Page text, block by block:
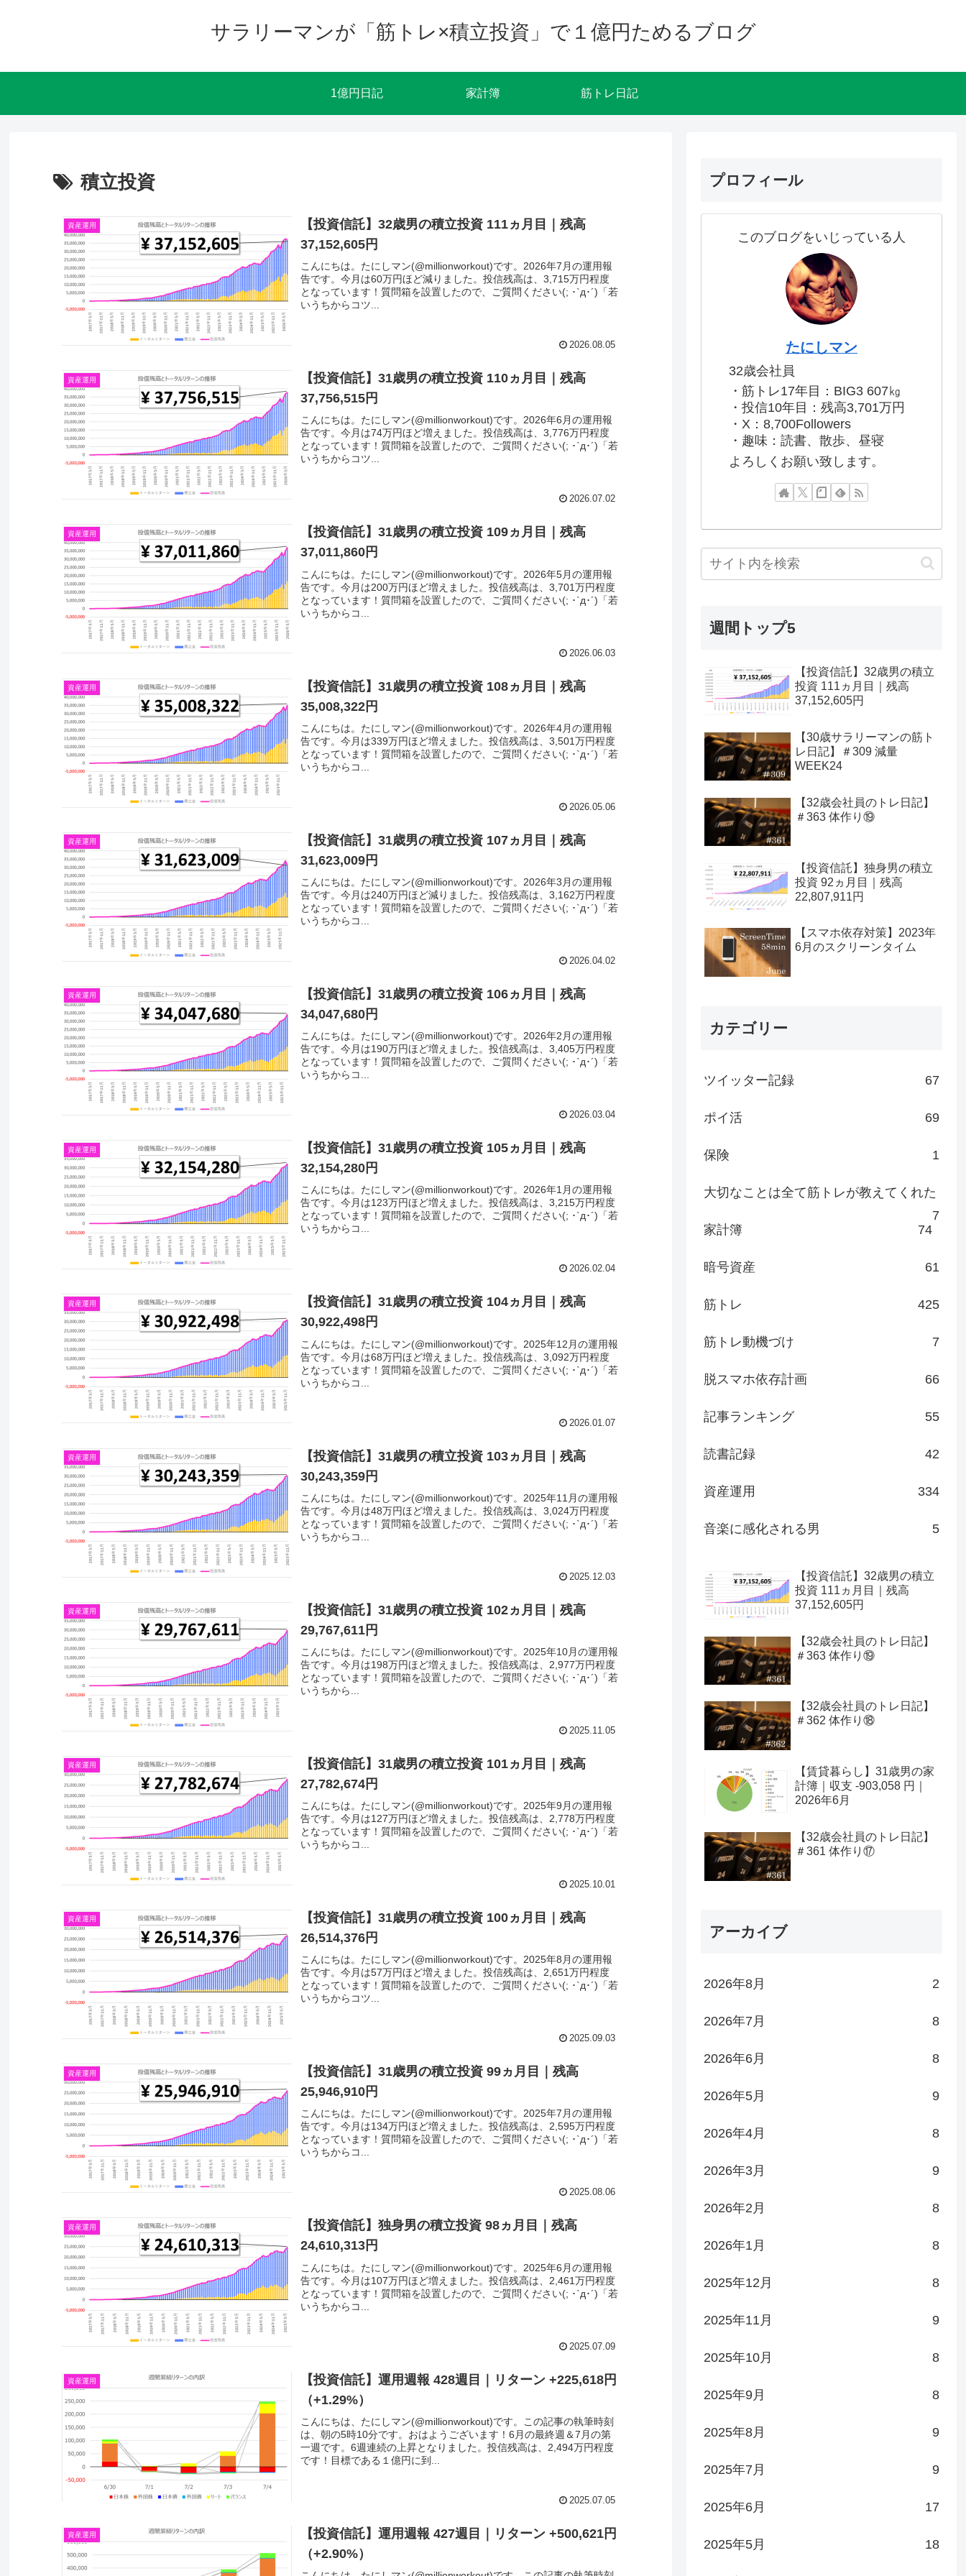
サラリーマンが「筋トレ×積立投資」で１億円ためるブログ
1億円日記 家計簿 筋トレ日記
積立投資
資産運用
【投資信託】32歳男の積立投資 111ヵ月目｜残高
37,152,605円
こんにちは。たにしマン(@millionworkout)です。2026年7月の運用報
告です。今月は60万円ほど減りました。投信残高は、3,715万円程度
となっています！質問箱を設置したので、ご質問ください(; ･`д･´)「若
いうちからコツ...
2026.08.05
資産運用
【投資信託】31歳男の積立投資 110ヵ月目｜残高
37,756,515円
こんにちは。たにしマン(@millionworkout)です。2026年6月の運用報
告です。今月は74万円ほど増えました。投信残高は、3,776万円程度
となっています！質問箱を設置したので、ご質問ください(; ･`д･´)「若
いうちからコツ...
2026.07.02
資産運用
【投資信託】31歳男の積立投資 109ヵ月目｜残高
37,011,860円
こんにちは。たにしマン(@millionworkout)です。2026年5月の運用報
告です。今月は200万円ほど増えました。投信残高は、3,701万円程度
となっています！質問箱を設置したので、ご質問ください(; ･`д･´)「若
いうちからコ...
2026.06.03
資産運用
【投資信託】31歳男の積立投資 108ヵ月目｜残高
35,008,322円
こんにちは。たにしマン(@millionworkout)です。2026年4月の運用報
告です。今月は339万円ほど増えました。投信残高は、3,501万円程度
となっています！質問箱を設置したので、ご質問ください(; ･`д･´)「若
いうちからコ...
2026.05.06
資産運用
【投資信託】31歳男の積立投資 107ヵ月目｜残高
31,623,009円
こんにちは。たにしマン(@millionworkout)です。2026年3月の運用報
告です。今月は240万円ほど減りました。投信残高は、3,162万円程度
となっています！質問箱を設置したので、ご質問ください(; ･`д･´)「若
いうちからコ...
2026.04.02
資産運用
【投資信託】31歳男の積立投資 106ヵ月目｜残高
34,047,680円
こんにちは。たにしマン(@millionworkout)です。2026年2月の運用報
告です。今月は190万円ほど増えました。投信残高は、3,405万円程度
となっています！質問箱を設置したので、ご質問ください(; ･`д･´)「若
いうちからコ...
2026.03.04
資産運用
【投資信託】31歳男の積立投資 105ヵ月目｜残高
32,154,280円
こんにちは。たにしマン(@millionworkout)です。2026年1月の運用報
告です。今月は123万円ほど増えました。投信残高は、3,215万円程度
となっています！質問箱を設置したので、ご質問ください(; ･`д･´)「若
いうちからコ...
2026.02.04
資産運用
【投資信託】31歳男の積立投資 104ヵ月目｜残高
30,922,498円
こんにちは。たにしマン(@millionworkout)です。2025年12月の運用報
告です。今月は68万円ほど増えました。投信残高は、3,092万円程度
となっています！質問箱を設置したので、ご質問ください(; ･`д･´)「若
いうちからコ...
2026.01.07
資産運用
【投資信託】31歳男の積立投資 103ヵ月目｜残高
30,243,359円
こんにちは。たにしマン(@millionworkout)です。2025年11月の運用報
告です。今月は48万円ほど増えました。投信残高は、3,024万円程度
となっています！質問箱を設置したので、ご質問ください(; ･`д･´)「若
いうちからコ...
2025.12.03
資産運用
【投資信託】31歳男の積立投資 102ヵ月目｜残高
29,767,611円
こんにちは。たにしマン(@millionworkout)です。2025年10月の運用報
告です。今月は198万円ほど増えました。投信残高は、2,977万円程度
となっています！質問箱を設置したので、ご質問ください(; ･`д･´)「若
いうちから...
2025.11.05
資産運用
【投資信託】31歳男の積立投資 101ヵ月目｜残高
27,782,674円
こんにちは。たにしマン(@millionworkout)です。2025年9月の運用報
告です。今月は127万円ほど増えました。投信残高は、2,778万円程度
となっています！質問箱を設置したので、ご質問ください(; ･`д･´)「若
いうちからコ...
2025.10.01
資産運用
【投資信託】31歳男の積立投資 100ヵ月目｜残高
26,514,376円
こんにちは。たにしマン(@millionworkout)です。2025年8月の運用報
告です。今月は57万円ほど増えました。投信残高は、2,651万円程度
となっています！質問箱を設置したので、ご質問ください(; ･`д･´)「若
いうちからコツ...
2025.09.03
資産運用
【投資信託】31歳男の積立投資 99ヵ月目｜残高
25,946,910円
こんにちは。たにしマン(@millionworkout)です。2025年7月の運用報
告です。今月は134万円ほど増えました。投信残高は、2,595万円程度
となっています！質問箱を設置したので、ご質問ください(; ･`д･´)「若
いうちからコ...
2025.08.06
資産運用
【投資信託】独身男の積立投資 98ヵ月目｜残高
24,610,313円
こんにちは。たにしマン(@millionworkout)です。2025年6月の運用報
告です。今月は107万円ほど増えました。投信残高は、2,461万円程度
となっています！質問箱を設置したので、ご質問ください(; ･`д･´)「若
いうちからコ...
2025.07.09
資産運用
【投資信託】運用週報 428週目｜リターン +225,618円
（+1.29%）
こんにちは、たにしマン(@millionworkout)です。この記事の執筆時刻
は、朝の5時10分です。おはようございます！6月の最終週＆7月の第
一週です。6週連続の上昇となりました。投信残高は、2,494万円程度
です！目標である１億円に到...
2025.07.05
資産運用
【投資信託】運用週報 427週目｜リターン +500,621円
（+2.90%）
プロフィール
このブログをいじっている人
たにしマン
32歳会社員
・筋トレ17年目：BIG3 607㎏
・投信10年目：残高3,701万円
・X：8,700Followers
・趣味：読書、散歩、昼寝
よろしくお願い致します。
週間トップ5
【投資信託】32歳男の積立
投資 111ヵ月目｜残高
37,152,605円
【30歳サラリーマンの筋ト
レ日記】＃309 減量
WEEK24
【32歳会社員のトレ日記】
＃363 体作り⑲
【投資信託】独身男の積立
投資 92ヵ月目｜残高
22,807,911円
【スマホ依存対策】2023年
6月のスクリーンタイム
カテゴリー
ツイッター記録 67
ポイ活 69
保険 1
大切なことは全て筋トレが教えてくれた
7
家計簿
74
暗号資産 61
筋トレ 425
筋トレ動機づけ 7
脱スマホ依存計画 66
記事ランキング 55
読書記録 42
資産運用 334
音楽に感化される男 5
【投資信託】32歳男の積立
投資 111ヵ月目｜残高
37,152,605円
【32歳会社員のトレ日記】
＃363 体作り⑲
【32歳会社員のトレ日記】
＃362 体作り⑱
【賃貸暮らし】31歳男の家
計簿｜収支 -903,058 円｜
2026年6月
【32歳会社員のトレ日記】
＃361 体作り⑰
アーカイブ
2026年8月 2
2026年7月 8
2026年6月 8
2026年5月 9
2026年4月 8
2026年3月 9
2026年2月 8
2026年1月 8
2025年12月 8
2025年11月 9
2025年10月 8
2025年9月 8
2025年8月 9
2025年7月 9
2025年6月 17
2025年5月 18